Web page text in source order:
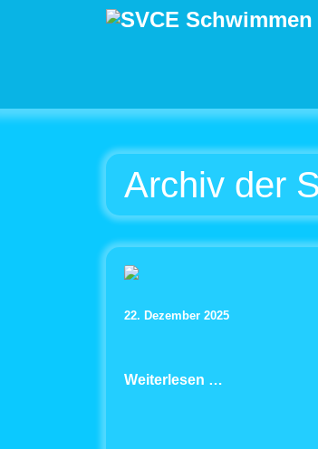
Archiv der
22. Dezember 2025
Weiterlesen …